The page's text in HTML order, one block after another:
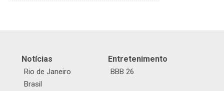
Notícias
Rio de Janeiro
Brasil
Entretenimento
BBB 26